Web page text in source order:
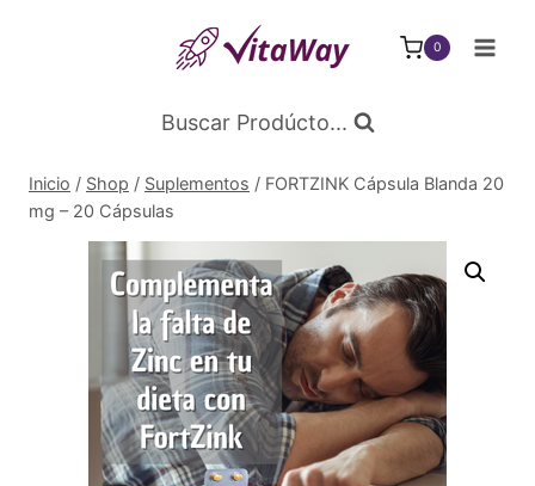
0
Buscar Prodúcto...
Inicio / Shop / Suplementos / FORTZINK Cápsula Blanda 20
mg – 20 Cápsulas